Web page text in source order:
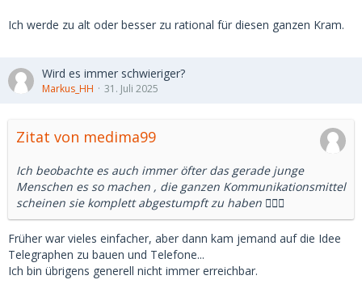
vereinbarten Stunde Sex, sondern sie nimmt Dich mit aufs
Ok--alles SEHR dramatisch - nur kam mir gerade der
Gedanke- war es schon einmal so, ist es vielleicht gerade
Oder ist das alles Quatsch und die einzige Sache vor der
Nur mal so ein Gedankengang eines Hasenfuss
Ich werde zu alt oder besser zu rational für diesen ganzen Kram.
Wird es immer schwieriger?
Markus_HH 31. Juli 2025
Zitat von medima99
Ich beobachte es auch immer öfter das gerade junge
Menschen es so machen , die ganzen Kommunikationsmittel
scheinen sie komplett abgestumpft zu haben 🤷🏼‍♂️
Früher war vieles einfacher, aber dann kam jemand auf die Idee
Telegraphen zu bauen und Telefone...
Ich bin übrigens generell nicht immer erreichbar.